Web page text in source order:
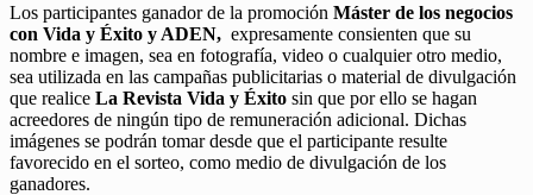
Los participantes ganador de la promoción Máster de los negocios
con Vida y Éxito y ADEN, expresamente consienten que su
nombre e imagen, sea en fotografía, video o cualquier otro medio,
sea utilizada en las campañas publicitarias o material de divulgación
que realice La Revista Vida y Éxito sin que por ello se hagan
acreedores de ningún tipo de remuneración adicional. Dichas
imágenes se podrán tomar desde que el participante resulte
favorecido en el sorteo, como medio de divulgación de los
ganadores.